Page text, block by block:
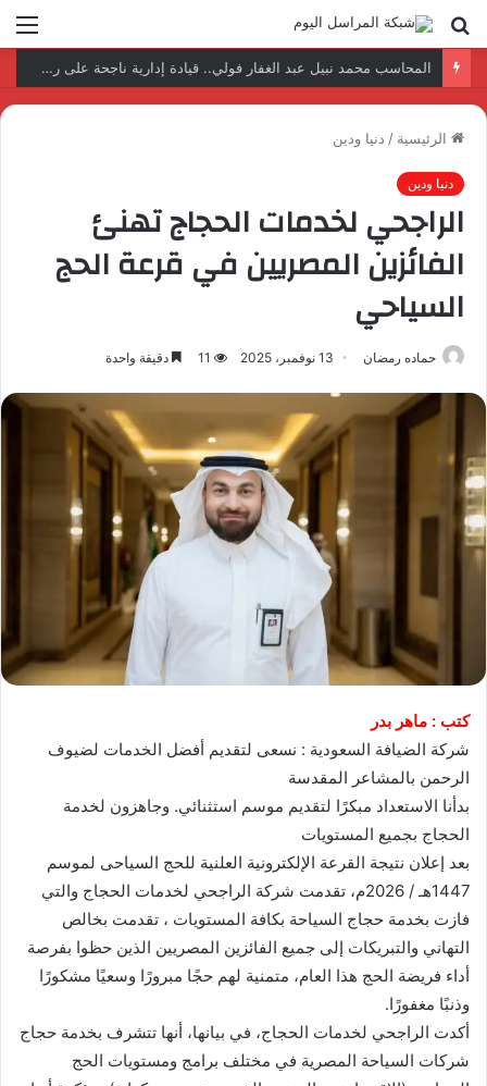
بحث
عن
نتائج إيجابية بعد زيارة وفد الجامعة المصرية النتائج إيجابية بعد زيارة وفد الجامعة المصرية الروسية لمصنع الإلكترونياتروسية لمصنع الإلكترونيات
الرئيسية / دنيا ودين
دنيا ودين
الراجحي لخدمات الحجاج تهنئ
الفائزين المصريين في قرعة الحج
السياحي
حماده رمضان 13 نوفمبر، 2025 11 دقيقة واحدة
كتب : ماهر بدر
شركة الضيافة السعودية : نسعى لتقديم أفضل الخدمات لضيوف
الرحمن بالمشاعر المقدسة
بدأنا الاستعداد مبكرًا لتقديم موسم استثنائي. وجاهزون لخدمة
الحجاج بجميع المستويات
بعد إعلان نتيجة القرعة الإلكترونية العلنية للحج السياحى لموسم
1447هـ / 2026م، تقدمت شركة الراجحي لخدمات الحجاج والتي
فازت بخدمة حجاج السياحة بكافة المستويات ، تقدمت بخالص
التهاني والتبريكات إلى جميع الفائزين المصريين الذين حظوا بفرصة
أداء فريضة الحج هذا العام، متمنية لهم حجًا مبرورًا وسعيًا مشكورًا
وذنبًا مغفورًا.
أكدت الراجحي لخدمات الحجاج، في بيانها، أنها تتشرف بخدمة حجاج
شركات السياحة المصرية في مختلف برامج ومستويات الحج